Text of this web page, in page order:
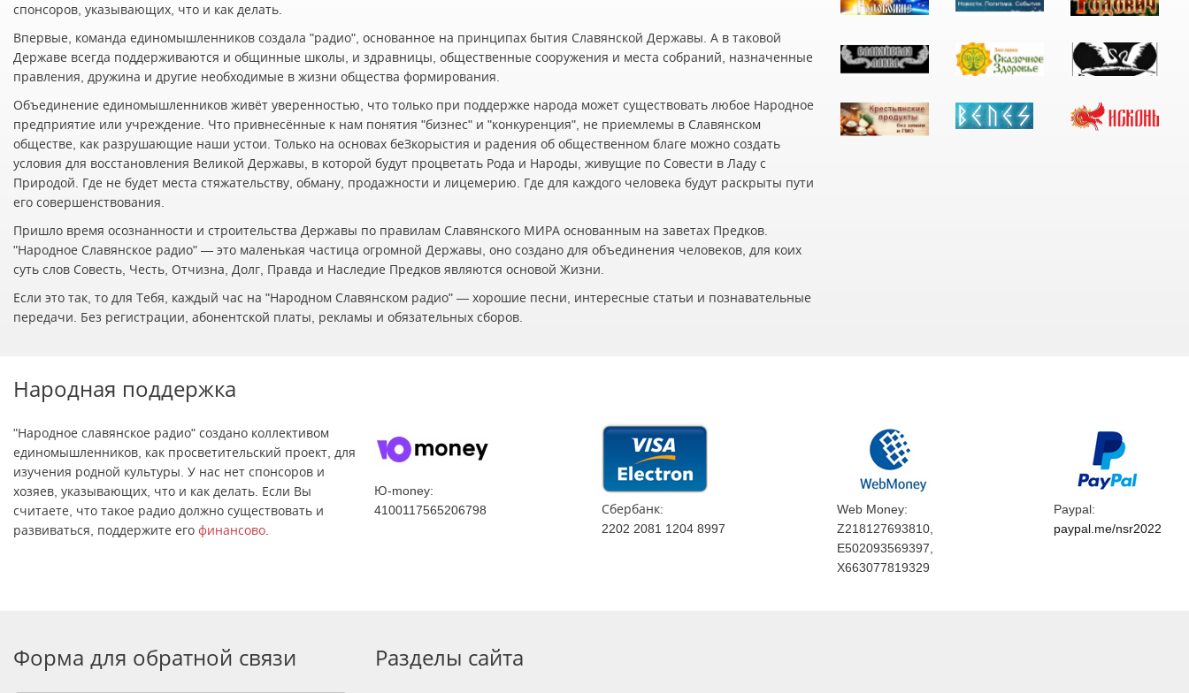
спонсоров, указывающих, что и как делать.
Впервые, команда единомышленников создала "радио", основанное на принципах бытия Славянской Державы. А в таковой
Державе всегда поддерживаются и общинные школы, и здравницы, общественные сооружения и места собраний, назначенные
правления, дружина и другие необходимые в жизни общества формирования.
Объединение единомышленников живёт уверенностью, что только при поддержке народа может существовать любое Народное
предприятие или учреждение. Что привнесённые к нам понятия "бизнес" и "конкуренция", не приемлемы в Славянском
обществе, как разрушающие наши устои. Только на основах беЗкорыстия и радения об общественном благе можно создать
условия для восстановления Великой Державы, в которой будут процветать Рода и Народы, живущие по Совести в Ладу с
Природой. Где не будет места стяжательству, обману, продажности и лицемерию. Где для каждого человека будут раскрыты пути
его совершенствования.
Пришло время осознанности и строительства Державы по правилам Славянского МИРА основанным на заветах Предков.
"Народное Славянское радио" — это маленькая частица огромной Державы, оно создано для объединения человеков, для коих
суть слов Совесть, Честь, Отчизна, Долг, Правда и Наследие Предков являются основой Жизни.
Если это так, то для Тебя, каждый час на "Народном Славянском радио" — хорошие песни, интересные статьи и познавательные
передачи. Без регистрации, абонентской платы, рекламы и обязательных сборов.
Народная поддержка
"Народное славянское радио" создано коллективом
единомышленников, как просветительский проект, для
изучения родной культуры. У нас нет спонсоров и
хозяев, указывающих, что и как делать. Если Вы
считаете, что такое радио должно существовать и
развиваться, поддержите его финансово
Ю-money:
4100117565206798
Сбербанк:
2202 2081 1204 8997
Web Money:
Z218127693810,
E502093569397,
X663077819329
Paypal:
paypal.me/nsr2022
Форма для обратной связи Разделы сайта